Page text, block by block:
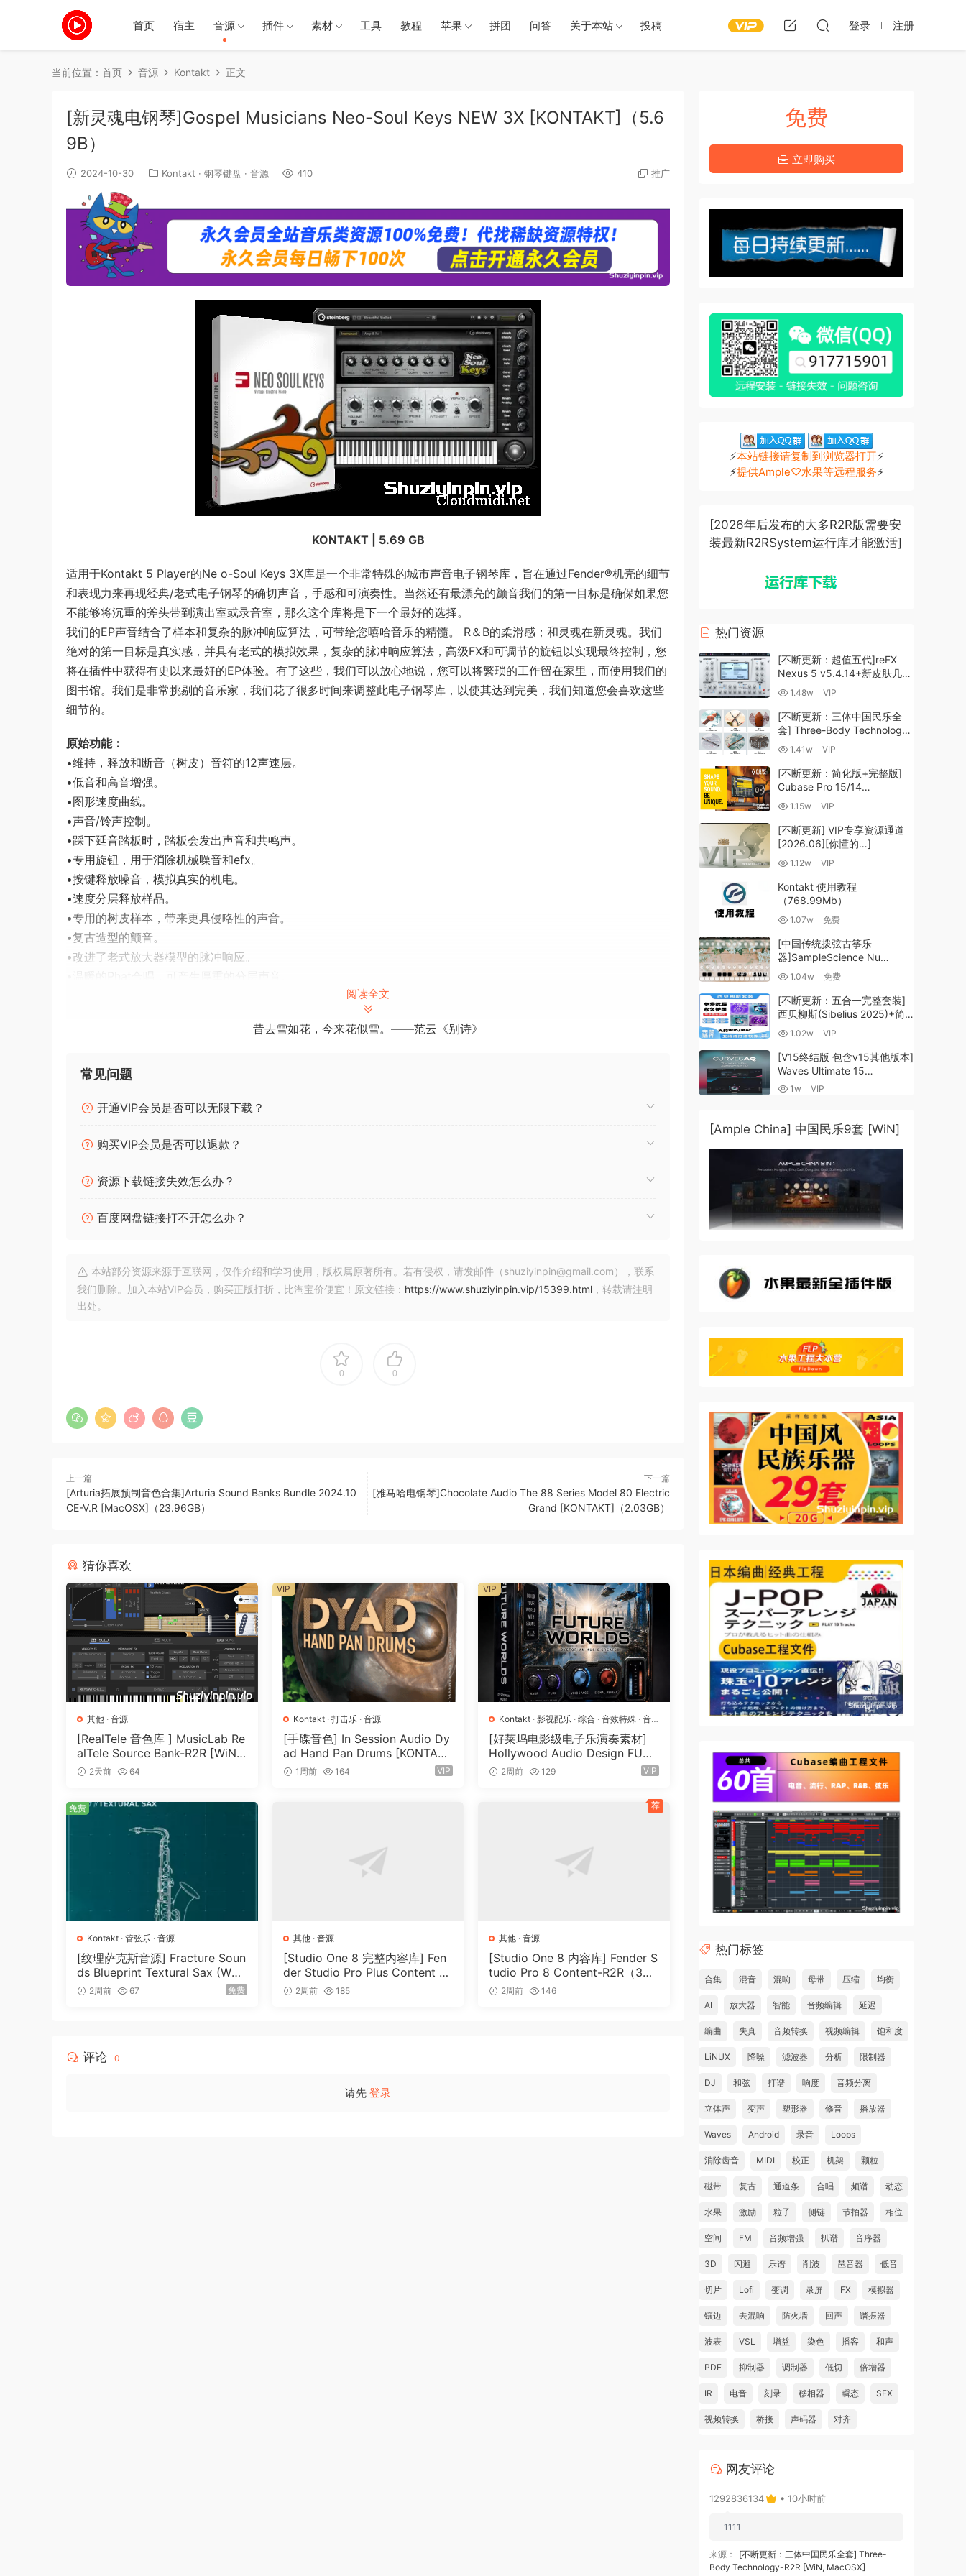
首页 宿主 音源 插件 素材 工具 教程 苹果 拼团 问答 关于本站 投稿 登录 注册
当前位置： 首页 音源 Kontakt 正文
[新灵魂电钢琴]Gospel Musicians Neo-Soul Keys NEW 3X [KONTAKT]（5.6
9B）
2024-10-30 Kontakt · 钢琴键盘 · 音源 410 推广
KONTAKT | 5.69 GB
适用于Kontakt 5 Player的Ne o-Soul Keys 3X库是一个非常特殊的城市声音电子钢琴库，旨在通过Fender®机壳的细节
和表现力来再现经典/老式电子钢琴的确切声音，手感和可演奏性。当然还有最漂亮的颤音我们的第一目标是确保如果您
不能够将沉重的斧头带到演出室或录音室，那么这个库将是下一个最好的选择。
我们的EP声音结合了样本和复杂的脉冲响应算法，可带给您嘻哈音乐的精髓。 R＆B的柔滑感；和灵魂在新灵魂。我们
绝对的第一目标是真实感，并具有老式的模拟效果，复杂的脉冲响应算法，高级FX和可调节的旋钮以实现最终控制，您
将在插件中获得有史以来最好的EP体验。有了这些，我们可以放心地说，您可以将繁琐的工作留在家里，而使用我们的
图书馆。我们是非常挑剔的音乐家，我们花了很多时间来调整此电子钢琴库，以使其达到完美，我们知道您会喜欢这些
细节的。
原始功能：
•维持，释放和断音（树皮）音符的12声速层。
•低音和高音增强。
•图形速度曲线。
•声音/铃声控制。
•踩下延音踏板时，踏板会发出声音和共鸣声。
•专用旋钮，用于消除机械噪音和efx。
•按键释放噪音，模拟真实的机电。
•速度分层释放样品。
•专用的树皮样本，带来更具侵略性的声音。
•复古造型的颤音。
•改进了老式放大器模型的脉冲响应。
•适用于所有旋钮，滑块和按钮的Easy MIDI Learn功能。
•Clean / Original开关，用于采集原始样品或清除声音。
•两个新的EP：Wurli和Mark I Stage。
•脏管饱和或纯净版Stage EP。
•具有更多机械噪音的新按键式样品。
•拨入更多Wurli失真的扬声器声音。
•用于Stage EP的新型Amped Tine样品，可增强腹部干燥音调。
is designed to reproduce the exact sound, feel, and playability of your classic/vintage electric piano with the
detail and expressiveness of the Fender® cabinet and, of course, the most beautiful vibrato. Our #1 goal was
the next best thing.
Our EP sound is a combination of samples, and complex impulse response algorithms that will give you the
grit of hip-hop; the silkiness of R&B; and the soul in neo-soul. Our absolute number one goal was realism and
say that you can leave the heaviness at home and use our library instead. We are extremely picky musicians
and we spent out time tweaking this electric piano library to perfection and we know you will enjoy the detail.
Original Features:
• 12-Velocity layers of sustain, release, and staccato (bark) notes.
• Bass and Treble Boost.
• Graphical Velocity Curves.
• Tine/Bell Controls.
• Pedal Noise and Resonance sounds when sustain pedal is pressed.
• Dedicated knobs for mechanical noises and efx.
• Key release noises, emulating real electromechanics.
• Velocity layered release samples.
• Vintage Modeled Vibrato.
• Revamped Impulse Responses of Vintage Amp Models.
• Warm Phat Chorus for a Thick Layered Sound.
• Special EFX Section: Phaser, Flanger, Distortion, Delay.
• Vintage Modeled Spring Reverb.
• Kontakt 5 Advanced Scripting.
• Disk Streaming to Reduce Memory Usage.
• Easy MIDI Learn function for all knobs, sliders, and buttons.
• Real-Time MIDI controls that can be saved in a patch.
• Clean/Original Switch for raw samples or cleaned up sounds.
• Two New EPs: Wurli and Mark I Stage.
• A Dirty Tube Saturated or Clean version Stage EP.
阅读全文
昔去雪如花，今来花似雪。——范云《别诗》
常见问题
开通VIP会员是否可以无限下载？
购买VIP会员是否可以退款？
资源下载链接失效怎么办？
百度网盘链接打不开怎么办？
本站部分资源来源于互联网，仅作介绍和学习使用，版权属原著所有。若有侵权，请发邮件（shuziyinpin@gmail.com），联系
我们删除。加入本站VIP会员，购买正版打折，比淘宝价便宜！原文链接： https://www.shuziyinpin.vip/15399.html ，转载请注明
出处。
0 0
上一篇
[Arturia拓展预制音色合集]Arturia Sound Banks Bundle 2024.10
CE-V.R [MacOSX]（23.96GB）
下一篇
[雅马哈电钢琴]Chocolate Audio The 88 Series Model 80 Electric
Grand [KONTAKT]（2.03GB）
猜你喜欢
其他 · 音源
[RealTele 音色库 ] MusicLab Re
alTele Source Bank-R2R [WiN]
（3.13GB）
2天前 64
Kontakt· 打击乐· 音源
[手碟音色] In Session Audio Dy
ad Hand Pan Drums [KONTAK
T]（4.33GB）
1周前 164 VIP
VIP
Kontakt ·影视配乐 ·综合 ·音效特殊 ·音
源
[好莱坞电影级电子乐演奏素材]
Hollywood Audio Design FUTU
RE WORLDS [KONTAKT]（2.52
2周前 129 VIP
VIP
Kontakt · 管弦乐 · 音源
[纹理萨克斯音源] Fracture Soun
ds Blueprint Textural Sax (Woo
dwind Experiments) [KONTAK
2周前 67 免费
免费
其他· 音源
[Studio One 8 完整内容库] Fen
der Studio Pro Plus Content 2
026-R2R（166GB）
2周前 185
其他 ·音源
[Studio One 8 内容库] Fender S
tudio Pro 8 Content-R2R（33.
5GB）
2周前 146
荐
评论 0
请先 登录
免费
立即购买
⚡本站链接请复制到浏览器打开⚡
⚡提供Ample♡水果等远程服务⚡
[2026年后发布的大多R2R版需要安
装最新R2RSystem运行库才能激活]
热门资源
[不断更新：超值五代]reFX
Nexus 5 v5.4.14+新皮肤几十
套+原厂+全套扩展+教程
1.48w VIP
[不断更新：三体中国民乐全
套] Three-Body Technology-
R2R [WiN, MacOSX]
1.41w VIP
[不断更新：简化版+完整版]
Cubase Pro 15/14
VR/R2R/U2B+原厂音源+插件
MacOSX]（704.0MB+）
1.15w VIP
[不断更新] VIP专享资源通道
[2026.06][你懂的…]
1.12w VIP
Kontakt 使用教程
（768.99Mb）
1.07w 免费
[中国传统拨弦古筝乐
器]SampleScience Nu
Guzheng v2.0 x64 VST
VST3 AU DECENT SAMPLER
[WiN, MacOSX]（158MB)
1.04w 免费
[不断更新：五合一完整套装]
西贝柳斯(Sibelius 2025)+简
谱插件V8+图片识别+音频识别
MacOSX]（80.48GB+）
1.02w VIP
[V15终结版 包含v15其他版本]
Waves Ultimate 15
v25.05.27+一键安装版+安装
（4.1GB+10.2GB+9.6GB）
1w VIP
[Ample China] 中国民乐9套 [WiN]
热门标签
合集 混音 混响 母带 压缩 均衡
AI 放大器 智能 音频编辑 延迟
编曲 失真 音频转换 视频编辑 饱和度
LiNUX 降噪 滤波器 分析 限制器
DJ 和弦 打谱 响度 音频分离
立体声 变声 塑形器 修音 播放器
Waves Android 录音 Loops
消除齿音 MIDI 校正 机架 颗粒
磁带 复古 通道条 合唱 频谱 动态
水果 激励 粒子 侧链 节拍器 相位
空间 FM 音频增强 扒谱 音序器
3D 闪避 乐谱 削波 琶音器 低音
切片 Lofi 变调 录屏 FX 模拟器
镶边 去混响 防火墙 回声 谐振器
波表 VSL 增益 染色 播客 和声
PDF 抑制器 调制器 低切 倍增器
IR 电音 刻录 移相器 瞬态 SFX
视频转换 桥接 声码器 对齐
网友评论
1292836134 • 10小时前
1111
来源：
[不断更新：三体中国民乐全套] Three-
Body Technology-R2R [WiN, MacOSX]